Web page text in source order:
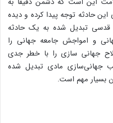
حادثه توجه پیدا کرده و دیده
تبدیل شده به یک حادثه
و امواجش جامعه جهانی را
جهانی سازی را با خطر جدی
جهانی‌سازی مادی تبدیل شده
بسیار مهم است.